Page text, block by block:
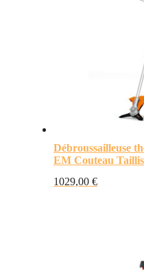
Débroussailleuse
EM Couteau
1029,00 €